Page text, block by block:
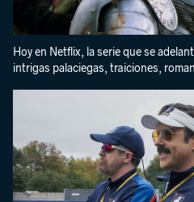
Hoy en Netflix, la serie que se
intrigas palaciegas, traiciones,